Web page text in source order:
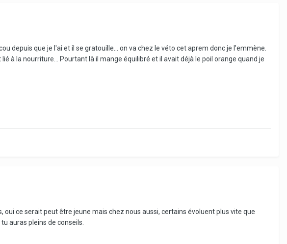
depuis que je l'ai et il se gratouille... on va chez le véto cet aprem donc je l'emmène.
à la nourriture... Pourtant là il mange équilibré et il avait déjà le poil orange quand je
oui ce serait peut être jeune mais chez nous aussi, certains évoluent plus vite que
auras pleins de conseils.